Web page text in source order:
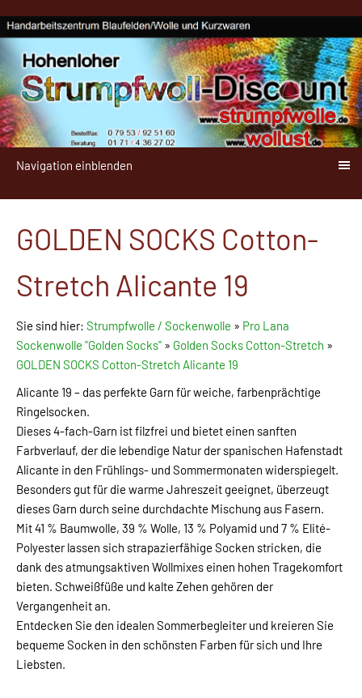
Navigation einblenden
GOLDEN SOCKS Cotton-
Stretch Alicante 19
Sie sind hier: Strumpfwolle / Sockenwolle » Pro Lana
Sockenwolle "Golden Socks" » Golden Socks Cotton-Stretch »
GOLDEN SOCKS Cotton-Stretch Alicante 19
Alicante 19 – das perfekte Garn für weiche, farbenprächtige
Ringelsocken.
Dieses 4-fach-Garn ist filzfrei und bietet einen sanften
Farbverlauf, der die lebendige Natur der spanischen Hafenstadt
Alicante in den Frühlings- und Sommermonaten widerspiegelt.
Besonders gut für die warme Jahreszeit geeignet, überzeugt
dieses Garn durch seine durchdachte Mischung aus Fasern.
Mit 41 % Baumwolle, 39 % Wolle, 13 % Polyamid und 7 % Elité-
Polyester lassen sich strapazierfähige Socken stricken, die
dank des atmungsaktiven Wollmixes einen hohen Tragekomfort
bieten. Schweißfüße und kalte Zehen gehören der
Vergangenheit an.
Entdecken Sie den idealen Sommerbegleiter und kreieren Sie
bequeme Socken in den schönsten Farben für sich und Ihre
Liebsten.